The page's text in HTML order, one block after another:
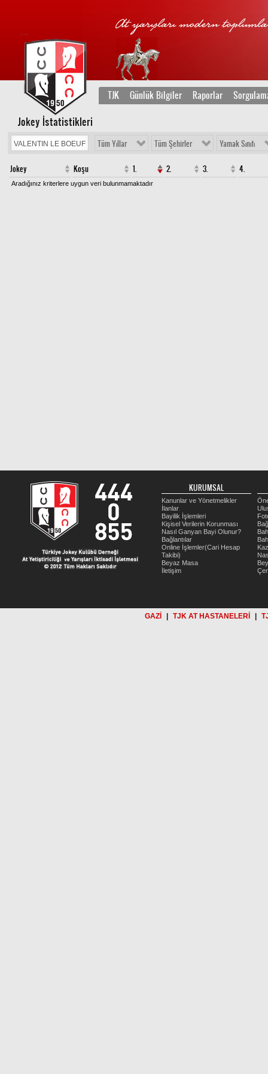
TJK Günlük Bilgiler Raporlar
Jokey İstatistikleri
Tüm Yıllar Tüm Şehirler Yamak Sınıfı
Jokey Koşu 1. 2. 3. 4.
Aradığınız kriterlere uygun veri bulunmamaktadır
KURUMSAL
Kanunlar ve Yönetmelikler
İlanlar
Bayilik İşlemleri
Kişisel Verilerin Korunması
Nasıl Ganyan Bayi Olunur?
Bağlantılar
Online İşlemler(Cari Hesap
Takibi)
Beyaz Masa
İletişim
GAZİ TJK AT HASTANELERİ